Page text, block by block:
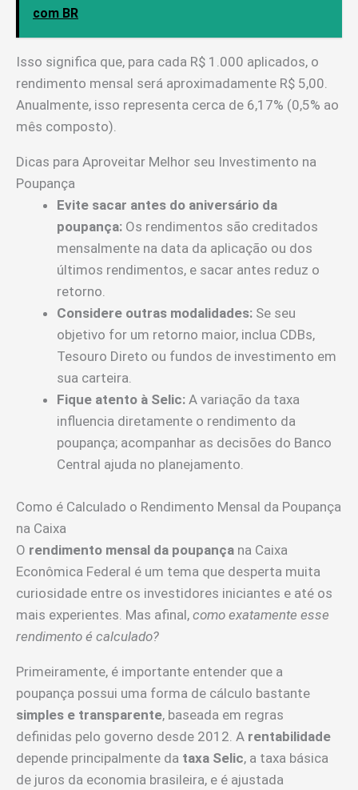
com BR
Isso significa que, para cada R$ 1.000 aplicados, o
rendimento mensal será aproximadamente R$ 5,00.
Anualmente, isso representa cerca de 6,17% (0,5% ao
mês composto).
Dicas para Aproveitar Melhor seu Investimento na
Poupança
Evite sacar antes do aniversário da
poupança: Os rendimentos são creditados
mensalmente na data da aplicação ou dos
últimos rendimentos, e sacar antes reduz o
retorno.
Considere outras modalidades: Se seu
objetivo for um retorno maior, inclua CDBs,
Tesouro Direto ou fundos de investimento em
sua carteira.
Fique atento à Selic: A variação da taxa
influencia diretamente o rendimento da
poupança; acompanhar as decisões do Banco
Central ajuda no planejamento.
Como é Calculado o Rendimento Mensal da Poupança
na Caixa
O rendimento mensal da poupança na Caixa
Econômica Federal é um tema que desperta muita
curiosidade entre os investidores iniciantes e até os
mais experientes. Mas afinal, como exatamente esse
rendimento é calculado?
Primeiramente, é importante entender que a
poupança possui uma forma de cálculo bastante
simples e transparente, baseada em regras
definidas pelo governo desde 2012. A rentabilidade
depende principalmente da taxa Selic, a taxa básica
de juros da economia brasileira, e é ajustada